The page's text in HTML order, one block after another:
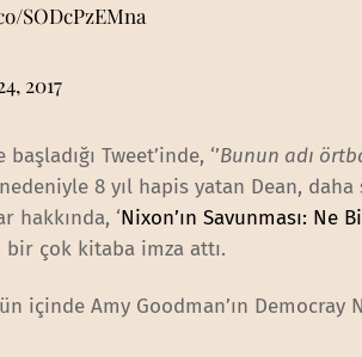
SODcPzEMna
2017
başladığı Tweet’inde, ‘’Bunun adı
8 yıl hapis yatan Dean,
hakkında, ‘Nixon’ın Savunması: Ne
bir çok kitaba imza attı.
içinde Amy Goodman’ın Democray